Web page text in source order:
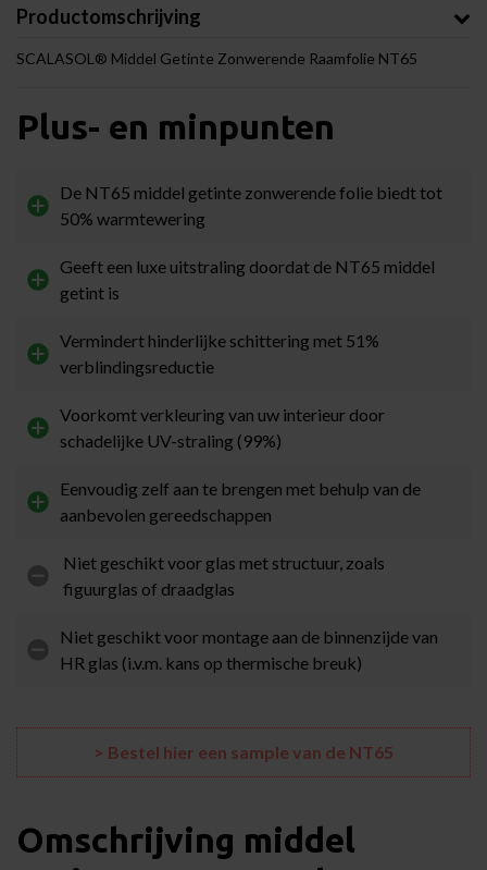
Productomschrijving
SCALASOL® Middel Getinte Zonwerende Raamfolie NT65
Plus- en minpunten
De NT65 middel getinte zonwerende folie biedt tot
50% warmtewering
Geeft een luxe uitstraling doordat de NT65 middel
getint is
Vermindert hinderlijke schittering met 51%
verblindingsreductie
Voorkomt verkleuring van uw interieur door
schadelijke UV-straling (99%)
Eenvoudig zelf aan te brengen met behulp van de
aanbevolen gereedschappen
Niet geschikt voor glas met structuur, zoals
figuurglas of draadglas
Niet geschikt voor montage aan de binnenzijde van
HR glas (i.v.m. kans op thermische breuk)
> Bestel hier een sample van de NT65
Omschrijving middel